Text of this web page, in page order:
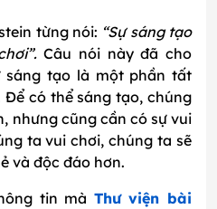
từng nói: “Sự sáng tạo
Câu nói này đã cho
sáng tạo là một phần tất
có thể sáng tạo, chúng
nhưng cũng cần có sự vui
ta vui chơi, chúng ta sẽ
và độc đáo hơn.
tin mà Thư viện bài